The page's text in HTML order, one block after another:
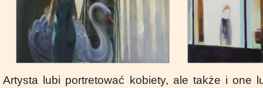
Artysta lubi portretować kobiety, ale także i one